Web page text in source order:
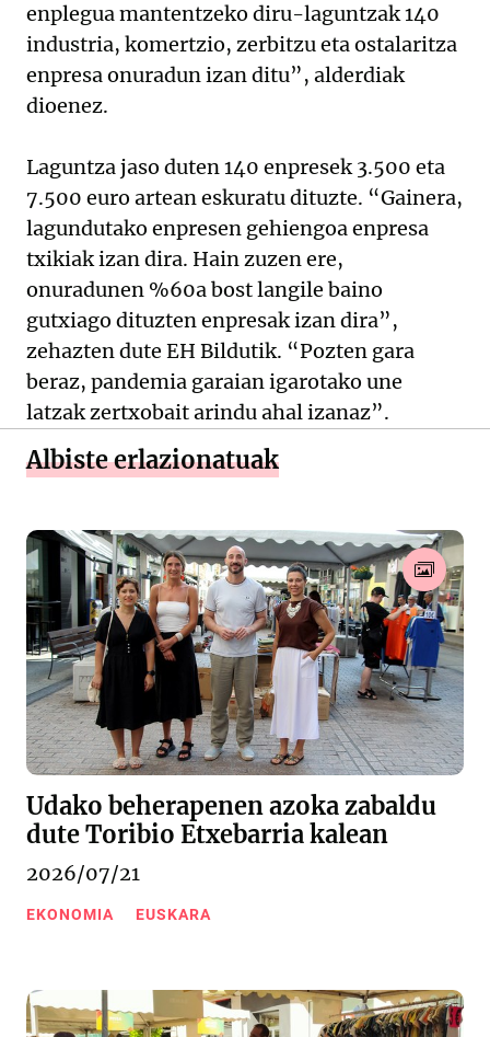
enplegua mantentzeko diru-laguntzak 140
industria, komertzio, zerbitzu eta ostalaritza
enpresa onuradun izan ditu”, alderdiak
dioenez.
Laguntza jaso duten 140 enpresek 3.500 eta
7.500 euro artean eskuratu dituzte. “Gainera,
lagundutako enpresen gehiengoa enpresa
txikiak izan dira. Hain zuzen ere,
onuradunen %60a bost langile baino
gutxiago dituzten enpresak izan dira”,
zehazten dute EH Bildutik. “Pozten gara
beraz, pandemia garaian igarotako une
latzak zertxobait arindu ahal izanaz”.
Albiste erlazionatuak
Udako beherapenen azoka zabaldu
dute Toribio Etxebarria kalean
2026/07/21
EKONOMIA EUSKARA